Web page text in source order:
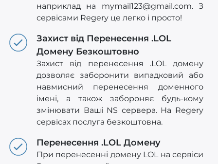
наприклад на mymail123@gmail.com. З
сервісами Regery це легко і просто!
Захист від Перенесення .LOL
Домену Безкоштовно
Захист від перенесення .LOL домену
дозволяє заборонити випадковий або
навмисний перенесення доменного
імені, а також забороняє будь-кому
змінювати Ваші NS сервера. На Regery
сервісах послуга безкоштовна.
Перенесення .LOL Домену
При перенесенні домену LOL на сервіси